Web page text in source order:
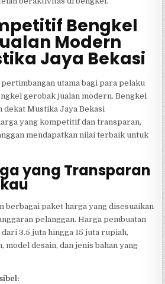
Bengkel
Modern
Jaya Bekasi
pertimbangan utama bagi para pelaku
gerobak jualan modern. Bengkel
dekat Mustika Jaya Bekasi
yang kompetitif dan transparan,
mendapatkan nilai terbaik untuk
yang Transparan
berbagai paket harga yang disesuaikan
pelanggan. Harga pembuatan
3.5 juta hingga 15 juta rupiah,
model desain, dan jenis bahan yang